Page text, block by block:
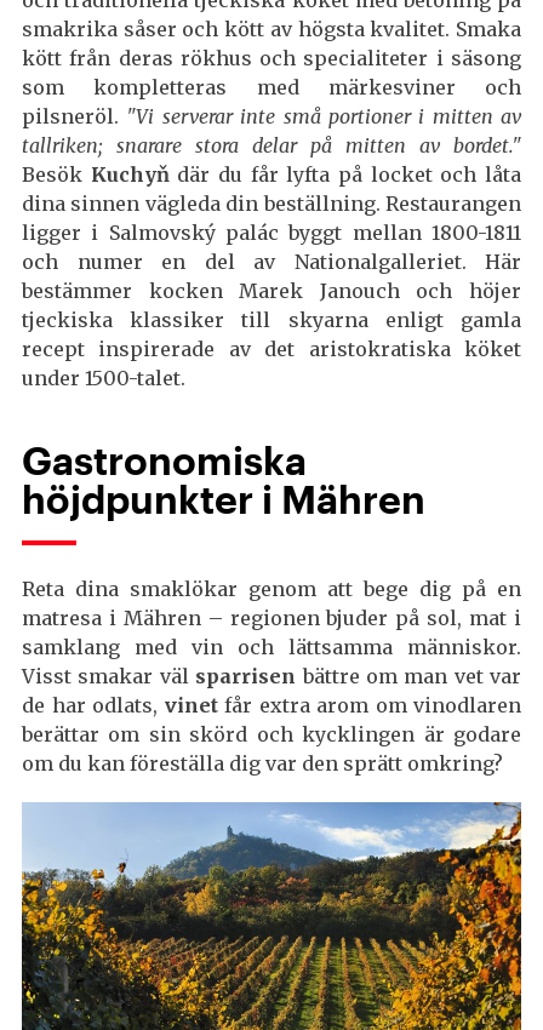
smakrika såser och kött av högsta kvalitet. Smaka
kött från deras rökhus och specialiteter i säsong
som kompletteras med märkesviner och
pilsneröl. "Vi serverar inte små portioner i mitten av
tallriken; snarare stora delar på mitten av bordet."
Besök Kuchyňdär du får lyfta på locket och låta
dina sinnen vägleda din beställning. Restaurangen
ligger i Salmovský palác byggt mellan 1800-1811
och numer en del av Nationalgalleriet. Här
bestämmer kocken Marek Janouch och höjer
tjeckiska klassiker till skyarna enligt gamla
recept inspirerade av det aristokratiska köket
under 1500-talet.
Gastronomiska
höjdpunkter i Mähren
Reta dina smaklökar genom att bege dig på en
matresa i Mähren – regionen bjuder på sol, mat i
samklang med vin och lättsamma människor.
Visst smakar väl sparrisen bättre om man vet var
de har odlats, vinetfår extra arom om vinodlaren
berättar om sin skörd och kycklingen är godare
om du kan föreställa dig var den sprätt omkring?